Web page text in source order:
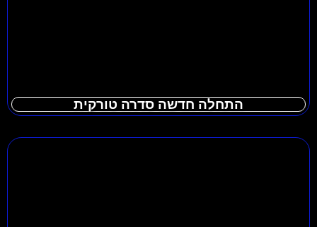
התחלה חדשה סדרה טורקית